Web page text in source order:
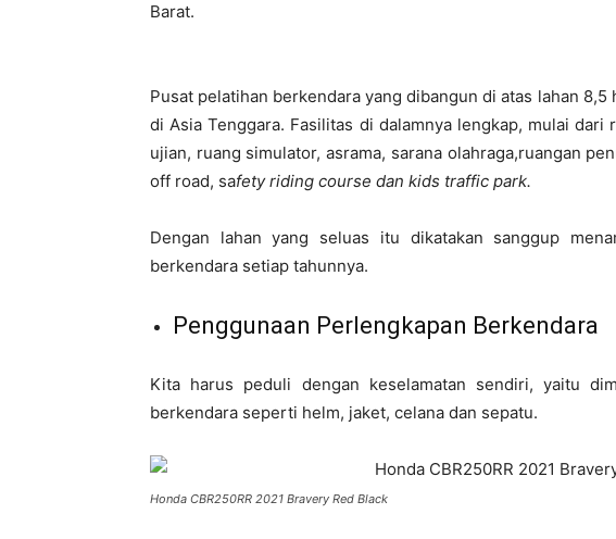
Barat.
Pusat pelatihan berkendara yang dibangun di atas lahan
di Asia Tenggara. Fasilitas di dalamnya lengkap, mulai
ujian, ruang simulator, asrama, sarana olahraga,ruangan
off road, safety riding course dan kids traffic park.
Dengan lahan yang seluas itu dikatakan sanggup
berkendara setiap tahunnya.
Penggunaan Perlengkapan Berkendara
Kita harus peduli dengan keselamatan sendiri, yaitu
berkendara seperti helm, jaket, celana dan sepatu.
Honda CBR250RR 2021 Bravery Red Black